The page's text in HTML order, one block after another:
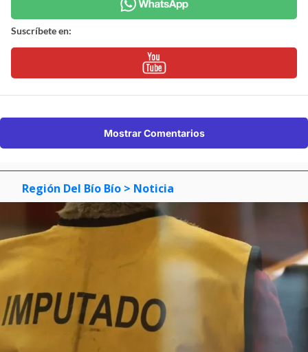
Suscríbete en:
Mostrar Comentarios
Región Del Bío Bío > Noticia